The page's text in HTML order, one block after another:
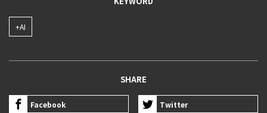
+AI
SHARE
Facebook Twitter